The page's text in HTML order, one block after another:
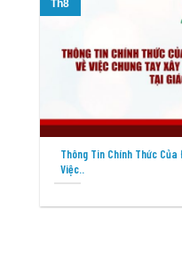
Thông Tin Chính Thức Của
Việc..
Th8